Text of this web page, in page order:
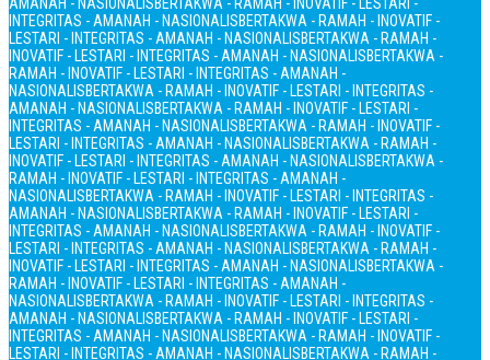
INTEGRITAS - AMANAH - NASIONALISBERTAKWA - RAMAH - INOVATIF -
LESTARI - INTEGRITAS - AMANAH - NASIONALISBERTAKWA - RAMAH -
INOVATIF - LESTARI - INTEGRITAS - AMANAH - NASIONALISBERTAKWA -
RAMAH - INOVATIF - LESTARI - INTEGRITAS - AMANAH -
NASIONALISBERTAKWA - RAMAH - INOVATIF - LESTARI - INTEGRITAS -
AMANAH - NASIONALISBERTAKWA - RAMAH - INOVATIF - LESTARI -
INTEGRITAS - AMANAH - NASIONALISBERTAKWA - RAMAH - INOVATIF -
LESTARI - INTEGRITAS - AMANAH - NASIONALISBERTAKWA - RAMAH -
INOVATIF - LESTARI - INTEGRITAS - AMANAH - NASIONALISBERTAKWA -
RAMAH - INOVATIF - LESTARI - INTEGRITAS - AMANAH -
NASIONALISBERTAKWA - RAMAH - INOVATIF - LESTARI - INTEGRITAS -
AMANAH - NASIONALISBERTAKWA - RAMAH - INOVATIF - LESTARI -
INTEGRITAS - AMANAH - NASIONALISBERTAKWA - RAMAH - INOVATIF -
LESTARI - INTEGRITAS - AMANAH - NASIONALISBERTAKWA - RAMAH -
INOVATIF - LESTARI - INTEGRITAS - AMANAH - NASIONALISBERTAKWA -
RAMAH - INOVATIF - LESTARI - INTEGRITAS - AMANAH -
NASIONALISBERTAKWA - RAMAH - INOVATIF - LESTARI - INTEGRITAS -
AMANAH - NASIONALISBERTAKWA - RAMAH - INOVATIF - LESTARI -
INTEGRITAS - AMANAH - NASIONALISBERTAKWA - RAMAH - INOVATIF -
LESTARI - INTEGRITAS - AMANAH - NASIONALISBERTAKWA - RAMAH -